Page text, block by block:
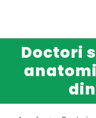
Doctori